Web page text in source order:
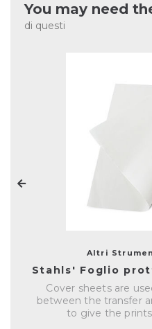
You may need
di questi
Altri
Stahls' Foglio
Cover sheets are
between the transfer
to give the